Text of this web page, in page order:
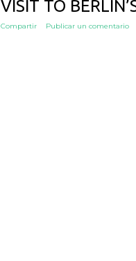
VISIT TO
Compartir Publicar un comentario